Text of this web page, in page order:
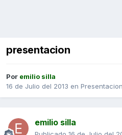
presentacion
Por emilio silla
16 de Julio del 2013 en
emilio silla